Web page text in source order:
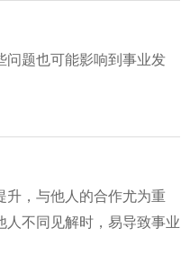
问题也可能影响到事业发
升，与他人的合作尤为重
人不同见解时，易导致事业